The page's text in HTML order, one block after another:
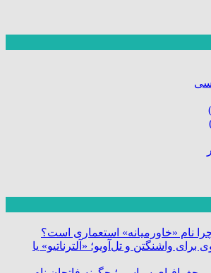
نام «خاورمیانه» استعماری است؟
برای واشنگتن و تل‌آویو؛ «آلترناتیو» یا